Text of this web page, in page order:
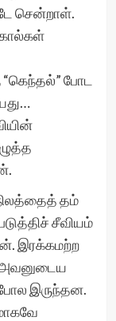
சென்றாள்.
போட
தம்
சீவியம்
இரக்கமற்ற
அவனுடைய
இருந்தன.